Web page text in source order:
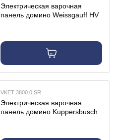
Электрическая варочная
панель домино Weissgauff HV
VKET 3800.0 SR
Электрическая варочная
панель домино Kuppersbusch